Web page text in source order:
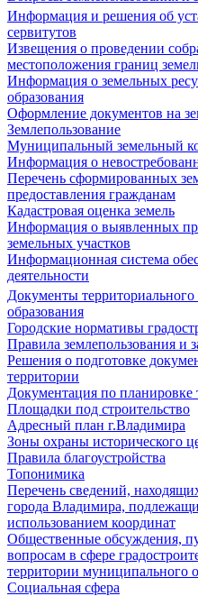
Информация и решения об
сервитутов
Извещения о проведении
местоположения границ
Информация о земельных
образования
Оформление документов на
Землепользование
Муниципальный земельный
Информация о
Перечень сформированных
предоставления гражданам
Кадастровая оценка земель
Информация о выявленных
земельных участков
Информационная система
деятельности
Документы
образования
Городские нормативы
Правила землепользования и
Решения о подготовке
территории
Документация по планировке
Площадки под строительство
Адресный план г.Владимира
Зоны охраны исторического
Правила благоустройства
Топонимика
Перечень сведений,
города Владимира,
использованием координат
Общественные обсуждения,
вопросам в сфере
территории муниципального
Социальная сфера